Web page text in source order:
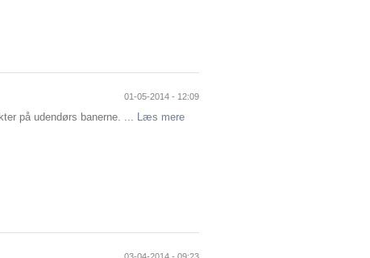
01-05-2014 - 12:09
på udendørs banerne. ... Læs mere